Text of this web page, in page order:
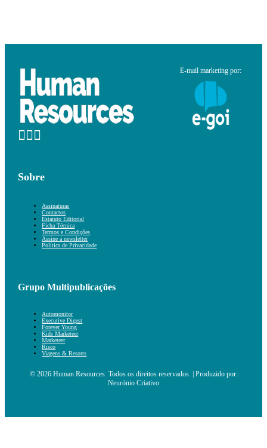
E-mail marketing por:
Sobre
Assinaturas
Contactos
Estatuto Editorial
Ficha Técnica
Termos e Condições
Assine a newsletter
Política de Privacidade
Grupo Multipublicações
Automonitor
Executive Digest
Forever Young
Kids Marketeer
Marketeer
Risco
Viagens & Resorts
© 2026 Human Resources. Todos os direitos reservados. | Produzido por:
Neurónio Criativo